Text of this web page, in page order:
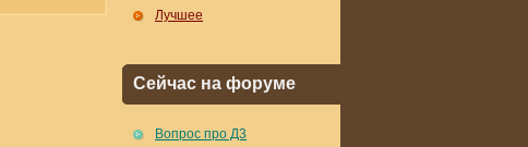
Лучшее
Сейчас на форуме
Вопрос про Д3